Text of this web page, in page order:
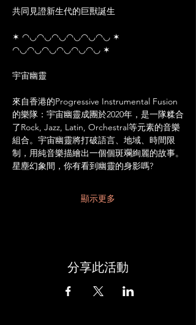
共同見證新生代的巨獸誕生
✶ ◠◡◠◡◠◡◠◡◠◡◠◡ ✶
◠◡◠◡◠◡◠◡◠◡◠◡ ✶
宇宙幽靈
來自香港的Progressive Instrumental Fusion
的樂隊：宇宙幽靈成團於2020年，是一隊糅合
了Rock, Jazz, Latin, Orchestral等元素的音樂
組合。宇宙幽靈將打破語言、地域、時間限
制，用純音樂描繪出一個個斑斕絢麗的故事。
星塵幻象間，你有看到幽靈的身影嗎?
顯示更多
分享此活動